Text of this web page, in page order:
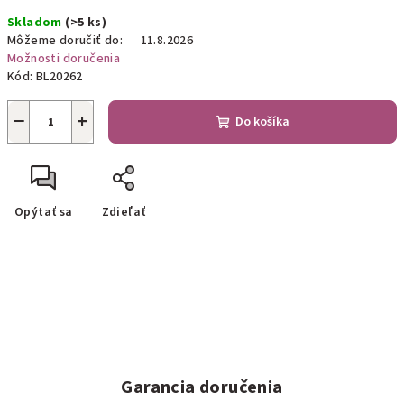
cena:
Skladom (>5 ks)
Môžeme doručiť do:
11.8.2026
Možnosti doručenia
Kód: BL20262
+
− Do košíka
Opýtať sa Zdieľať
Garancia doručenia